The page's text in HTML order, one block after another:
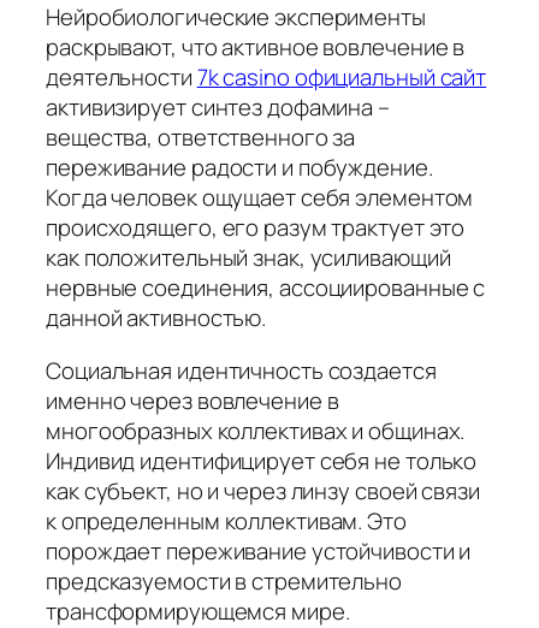
Нейробиологические эксперименты
раскрывают, что активное вовлечение в
деятельности7k casino официальный сайт
активизирует синтез дофамина –
вещества, ответственного за
переживание радости и побуждение.
Когда человек ощущает себя элементом
происходящего, его разум трактует это
как положительный знак, усиливающий
нервные соединения, ассоциированные с
данной активностью.
Социальная идентичность создается
именно через вовлечение в
многообразных коллективах и общинах.
Индивид идентифицирует себя не только
как субъект, но и через линзу своей связи
к определенным коллективам. Это
порождает переживание устойчивости и
предсказуемости в стремительно
трансформирующемся мире.